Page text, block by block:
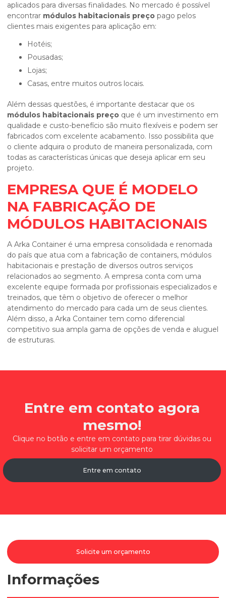
aplicados para diversas finalidades. No mercado é possível
encontrar módulos habitacionais preço pago pelos
clientes mais exigentes para aplicação em:
Hotéis;
Pousadas;
Lojas;
Casas, entre muitos outros locais.
Além dessas questões, é importante destacar que os
módulos habitacionais preço que é um investimento em
qualidade e custo-benefício são muito flexíveis e podem ser
fabricados com excelente acabamento. Isso possibilita que
o cliente adquira o produto de maneira personalizada, com
todas as características únicas que deseja aplicar em seu
projeto.
EMPRESA QUE É MODELO
NA FABRICAÇÃO DE
MÓDULOS HABITACIONAIS
A Arka Container é uma empresa consolidada e renomada
do país que atua com a fabricação de containers, módulos
habitacionais e prestação de diversos outros serviços
relacionados ao segmento. A empresa conta com uma
excelente equipe formada por profissionais especializados e
treinados, que têm o objetivo de oferecer o melhor
atendimento do mercado para cada um de seus clientes.
Além disso, a Arka Container tem como diferencial
competitivo sua ampla gama de opções de venda e aluguel
de estruturas.
Entre em contato agora
mesmo!
Clique no botão e entre em contato para tirar dúvidas ou
solicitar um orçamento
Entre em contato
Solicite um orçamento
Informações